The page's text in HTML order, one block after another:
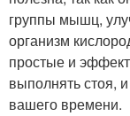
группы мышц,
организм
простые и
выполнять стоя,
вашего времени.